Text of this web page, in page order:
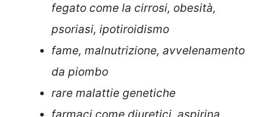
fegato come la cirrosi, obesità,
psoriasi, ipotiroidismo
fame, malnutrizione, avvelenamento
da piombo
rare malattie genetiche